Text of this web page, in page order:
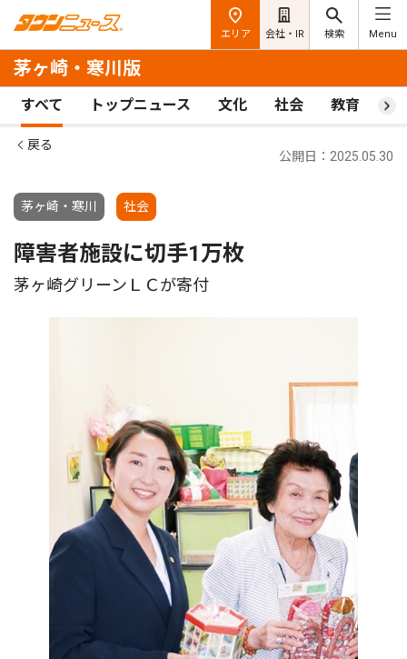
エリア 会社・IR 検索 Menu
茅ヶ崎・寒川版
すべて トップニュース 文化 社会 教育 ス
戻る
茅ヶ崎・寒川 社会
公開日：2025.05.30
障害者施設に切手1万枚
茅ヶ崎グリーンＬＣが寄付